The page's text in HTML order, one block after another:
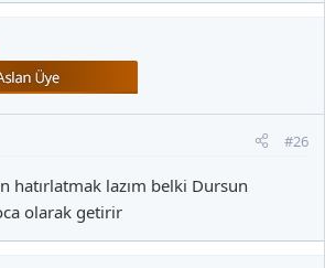
#26
hatırlatmak lazım belki Dursun
olarak getirir